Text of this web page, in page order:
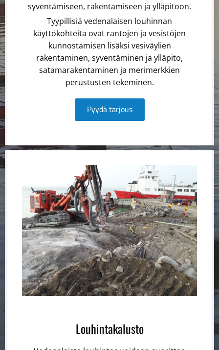
syventämiseen, rakentamiseen ja ylläpitoon.
Tyypillisiä vedenalaisen louhinnan
käyttökohteita ovat rantojen ja vesistöjen
kunnostamisen lisäksi vesiväylien
rakentaminen, syventäminen ja ylläpito,
satamarakentaminen ja merimerkkien
perustusten tekeminen.
Pyydä tarjous
Louhintakalusto